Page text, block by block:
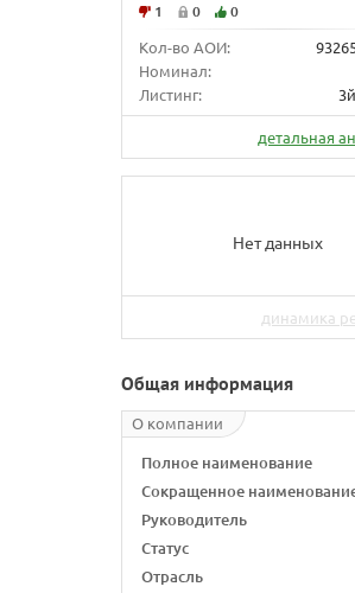
1 0 0
Кол-во АОИ:
Номинал:
Листинг:
детальная
Нет данных
динамика
Общая информация
О компании
Полное наименование
Сокращенное
Руководитель
Статус
Отрасль